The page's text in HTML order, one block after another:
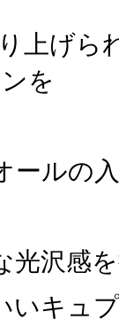
上げら
ンを
ールの
光沢感
いキュ